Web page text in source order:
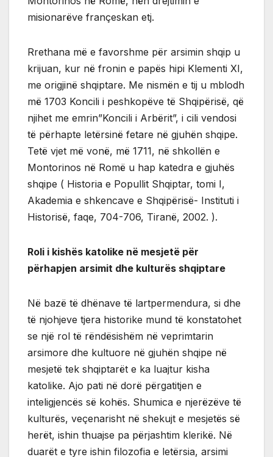
misionarëve françeskan etj.
Rrethana më e favorshme për arsimin shqip u
krijuan, kur në fronin e papës hipi Klementi XI,
me origjinë shqiptare. Me nismën e tij u mblodh
më 1703 Koncili i peshkopëve të Shqipërisë, që
njihet me emrin”Koncili i Arbërit”, i cili vendosi
të përhapte letërsinë fetare në gjuhën shqipe.
Tetë vjet më vonë, më 1711, në shkollën e
Montorinos në Romë u hap katedra e gjuhës
shqipe ( Historia e Popullit Shqiptar, tomi I,
Akademia e shkencave e Shqipërisë- Instituti i
Historisë, faqe, 704-706, Tiranë, 2002. ).
Roli i kishës katolike në mesjetë për
përhapjen arsimit dhe kulturës shqiptare
Në bazë të dhënave të lartpermendura, si dhe
të njohjeve tjera historike mund të konstatohet
se një rol të rëndësishëm në veprimtarin
arsimore dhe kultuore në gjuhën shqipe në
mesjetë tek shqiptarët e ka luajtur kisha
katolike. Ajo pati në dorë përgatitjen e
inteligjencës së kohës. Shumica e njerëzëve të
kulturës, veçenarisht në shekujt e mesjetës së
herët, ishin thuajse pa përjashtim klerikë. Në
duarët e tyre ishin filozofia e letërsia, arsimi